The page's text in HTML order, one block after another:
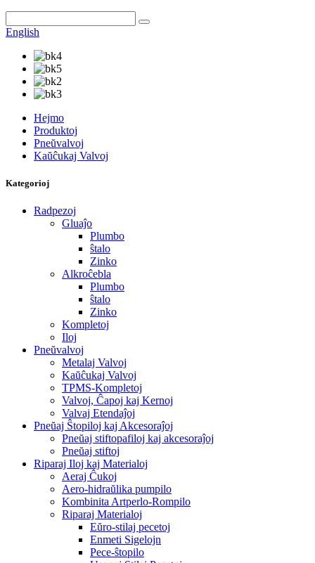
English
Hejmo
Produktoj
Pneŭvalvoj
Kaŭĉukaj Valvoj
Kategorioj
Radpezoj
Gluaĵo
Plumbo
ŝtalo
Zinko
Alkroĉebla
Plumbo
ŝtalo
Zinko
Kompletoj
Iloj
Pneŭvalvoj
Metalaj Valvoj
Kaŭĉukaj Valvoj
TPMS-Kompletoj
Valvoj, Ĉapoj kaj Kernoj
Valvaj Etendaĵoj
Pneŭaj Ŝtopiloj kaj Akcesoraĵoj
Pneŭaj stiftopafiloj kaj akcesoraĵoj
Pneŭaj stiftoj
Riparaj Iloj kaj Materialoj
Aeraj Ĉukoj
Aero-hidraŭlika pumpilo
Kombinita Artperlo-Rompilo
Riparaj Materialoj
Eŭro-stilaj pecetoj
Enmeti Sigelojn
Pece-ŝtopilo